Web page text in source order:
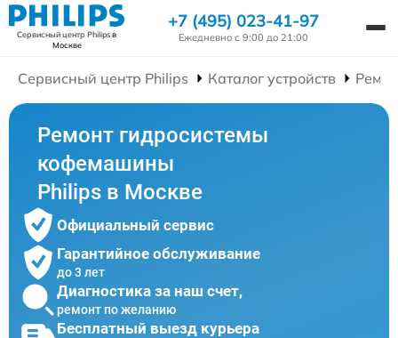
Сервисный центр Philipsв
Москве
+7 (495) 023-41-97
Ежедневно с 9:00 до 21:00
Сервисный центр Philips Каталог устройств
Ремонт гидросистемы
кофемашины
Philips в Москве
Официальный сервис
Гарантийное обслуживание
до 3 лет
Диагностика за наш счет,
ремонт по желанию
Бесплатный выезд курьера